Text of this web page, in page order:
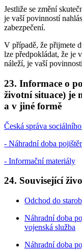
Jestliže se změní
je vaší povinností
zabezpečení.
V případě, že přijmete
lze předpokládat, že je
náleží, je vaší
23. Informace o
životní situace) je
a v jiné formě
Česká správa
- Náhradní doba
- Informační materiály
24. Související
Odchod do
Náhradní doba
vojenská služba
Náhradní doba